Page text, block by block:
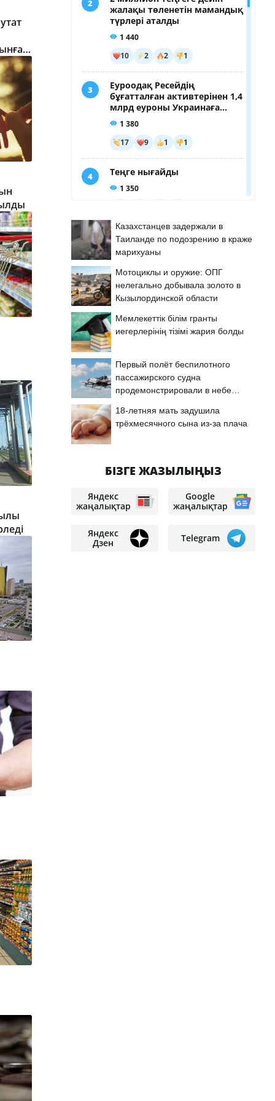
Казахстанцев задержали в
Таиланде по подозрению в краже
марихуаны
Мотоциклы и оружие: ОПГ
нелегально добывала золото в
Кызылординской области
Мемлекеттік білім гранты
иегерлерінің тізімі жария болды
Первый полёт беспилотного
пассажирского судна
продемонстрировали в небе
18-летняя мать задушила
трёхмесячного сына из-за плача
БІЗГЕ ЖАЗЫЛЫҢЫЗ
Яндекс
жаңалықтар
Google
жаңалықтар
Яндекс
Дзен
Telegram